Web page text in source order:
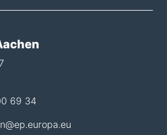
69 34